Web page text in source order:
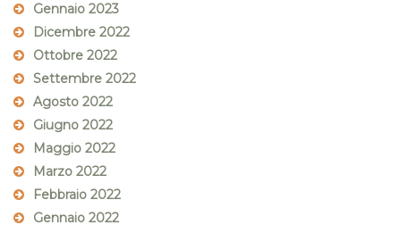
Gennaio 2023
Dicembre 2022
Ottobre 2022
Settembre 2022
Agosto 2022
Giugno 2022
Maggio 2022
Marzo 2022
Febbraio 2022
Gennaio 2022